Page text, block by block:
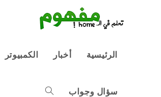
الرئيسية أخبار الكمبيوتر
سؤال وجواب Toggle